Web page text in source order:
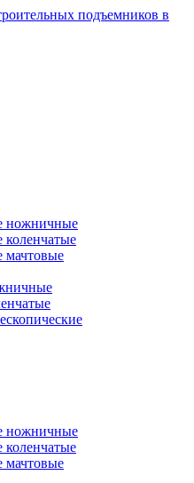
подъемников в
ножничные
коленчатые
мачтовые
ножничные
коленчатые
мачтовые